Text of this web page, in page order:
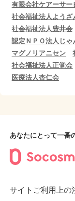
有限会社ケアーサー
社会福祉法人ようざ
社会福祉法人豊井会
認定ＮＰＯ法人じゃ
マグノリアニセン
社会福祉法人正覚会
医療法人杏仁会
あなたにとって一番
サイトご利用上の